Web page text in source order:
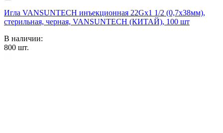
Игла VANSUNTECH инъекционная 22Gх1 1/2 (0,7х38мм),
стерильная, черная, VANSUNTECH (КИТАЙ), 100 шт
В наличии:
800 шт.